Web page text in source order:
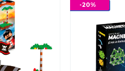
-20%